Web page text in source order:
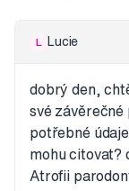
L Lucie
dobrý den,
své závěrečné
potřebné
mohu citovat?
Atrofii